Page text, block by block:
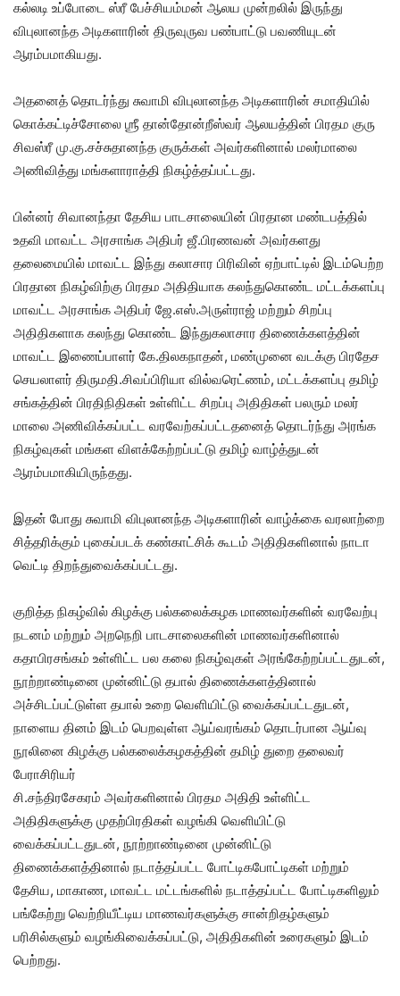
கல்லடி உப்போடை ஸ்ரீ பேச்சியம்மன் ஆலய முன்றலில் இருந்து
விபுலானந்த அடிகளாரின் திருவுருவ பண்பாட்டு பவணியுடன்
ஆரம்பமாகியது.
அதனைத் தொடர்ந்து சுவாமி விபுலானந்த அடிகளாரின் சமாதியில்
கொக்கட்டிச்சோலை ஶ்ரீ தான்தோன்றீஸ்வர் ஆலயத்தின் பிரதம குரு
சிவஸ்ரீ மு.கு.சச்சுதானந்த குருக்கள் அவர்களினால் மலர்மாலை
அணிவித்து மங்களாராத்தி நிகழ்த்தப்பட்டது.
பின்னர் சிவானந்தா தேசிய பாடசாலையின் பிரதான மண்டபத்தில்
உதவி மாவட்ட அரசாங்க அதிபர் ஜீ.பிரணவன் அவர்களது
தலைமையில் மாவட்ட இந்து கலாசார பிரிவின் ஏற்பாட்டில் இடம்பெற்ற
பிரதான நிகழ்விற்கு பிரதம அதிதியாக கலந்துகொண்ட மட்டக்களப்பு
மாவட்ட அரசாங்க அதிபர் ஜே.எஸ்.அருள்ராஜ் மற்றும் சிறப்பு
அதிதிகளாக கலந்து கொண்ட இந்துகலாசார திணைக்களத்தின்
மாவட்ட இணைப்பாளர் கே.திலகநாதன், மண்முனை வடக்கு பிரதேச
செயலாளர் திருமதி.சிவப்பிரியா வில்வரெட்ணம், மட்டக்களப்பு தமிழ்
சங்கத்தின் பிரதிநிதிகள் உள்ளிட்ட சிறப்பு அதிதிகள் பலரும் மலர்
மாலை அணிவிக்கப்பட்ட வரவேற்கப்பட்டதனைத் தொடர்ந்து அரங்க
நிகழ்வுகள் மங்கள விளக்கேற்றப்பட்டு தமிழ் வாழ்த்துடன்
ஆரம்பமாகியிருந்தது.
இதன் போது சுவாமி விபுலானந்த அடிகளாரின் வாழ்க்கை வரலாற்றை
சித்தரிக்கும் புகைப்படக் கண்காட்சிக் கூடம் அதிதிகளினால் நாடா
வெட்டி திறந்துவைக்கப்பட்டது.
குறித்த நிகழ்வில் கிழக்கு பல்கலைக்கழக மாணவர்களின் வரவேற்பு
நடனம் மற்றும் அறநெறி பாடசாலைகளின் மாணவர்களினால்
கதாபிரசங்கம் உள்ளிட்ட பல கலை நிகழ்வுகள் அரங்கேற்றப்பட்டதுடன்,
நூற்றாண்டினை முன்னிட்டு தபால் திணைக்களத்தினால்
அச்சிடப்பட்டுள்ள தபால் உறை வெளியிட்டு வைக்கப்பட்டதுடன்,
நாளைய தினம் இடம் பெறவுள்ள ஆய்வரங்கம் தொடர்பான ஆய்வு
நூலினை கிழக்கு பல்கலைக்கழகத்தின் தமிழ் துறை தலைவர்
பேராசிரியர்
சி.சந்திரசேகரம் அவர்களினால் பிரதம அதிதி உள்ளிட்ட
அதிதிகளுக்கு முதற்பிரதிகள் வழங்கி வெளியிட்டு
வைக்கப்பட்டதுடன், நூற்றாண்டினை முன்னிட்டு
திணைக்களத்தினால் நடாத்தப்பட்ட போட்டிகபோட்டிகள் மற்றும்
தேசிய, மாகாண, மாவட்ட மட்டங்களில் நடாத்தப்பட்ட போட்டிகளிலும்
பங்கேற்று வெற்றியீட்டிய மாணவர்களுக்கு சான்றிதழ்களும்
பரிசில்களும் வழங்கிவைக்கப்பட்டு, அதிதிகளின் உரைகளும் இடம்
பெற்றது.